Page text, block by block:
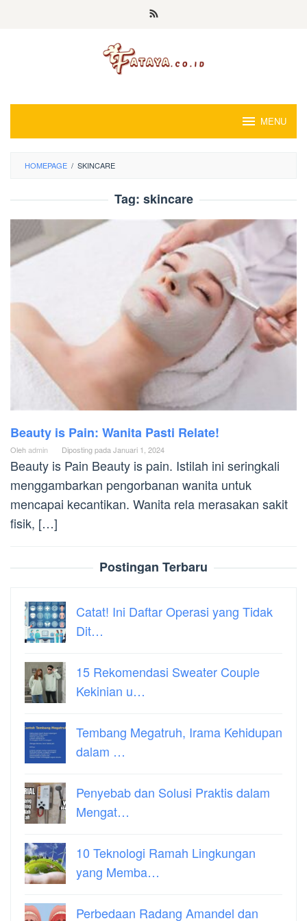
MENU
HOMEPAGE / SKINCARE
Tag: skincare
Beauty is Pain: Wanita Pasti Relate!
Olehadmin Diposting pada Januari 1, 2024
Beauty is Pain Beauty is pain. Istilah ini seringkali
menggambarkan pengorbanan wanita untuk
mencapai kecantikan. Wanita rela merasakan sakit
fisik, […]
Postingan Terbaru
Catat! Ini Daftar Operasi yang Tidak
Dit…
15 Rekomendasi Sweater Couple
Kekinian u…
Tembang Megatruh, Irama Kehidupan
dalam …
Penyebab dan Solusi Praktis dalam
Mengat…
10 Teknologi Ramah Lingkungan
yang Memba…
Perbedaan Radang Amandel dan